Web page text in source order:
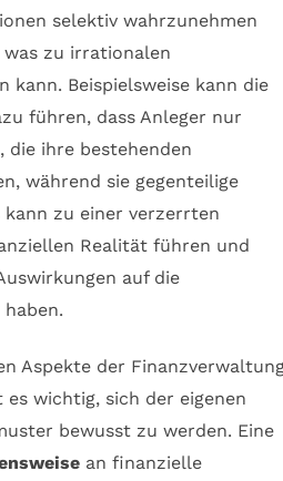
selektiv wahrzunehmen
zu irrationalen
kann. Beispielsweise kann die
führen, dass Anleger nur
die ihre bestehenden
während sie gegenteilige
kann zu einer verzerrten
Realität führen und
auf die
Aspekte der
wichtig, sich der eigenen
bewusst zu werden. Eine
an finanzielle